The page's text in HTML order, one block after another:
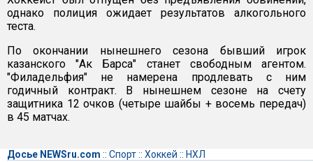
однако полиция ожидает результатов алкогольного
теста.
По окончании нынешнего сезона бывший игрок
казанского "Ак Барса" станет свободным агентом.
"Филадельфия" не намерена продлевать с ним
годичный контракт. В нынешнем сезоне на счету
защитника 12 очков (четыре шайбы + восемь передач)
в 45 матчах.
Досье NEWSru.com :: Спорт:: Хоккей :: НХЛ